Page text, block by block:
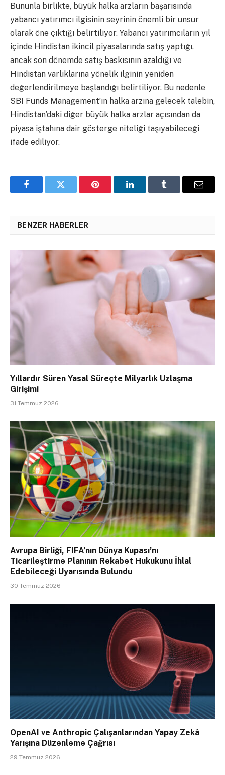
Bununla birlikte, büyük halka arzların başarısında
yabancı yatırımcı ilgisinin seyrinin önemli bir unsur
olarak öne çıktığı belirtiliyor. Yabancı yatırımcıların yıl
içinde Hindistan ikincil piyasalarında satış yaptığı,
ancak son dönemde satış baskısının azaldığı ve
Hindistan varlıklarına yönelik ilginin yeniden
değerlendirilmeye başlandığı belirtiliyor. Bu nedenle
SBI Funds Management’ın halka arzına gelecek talebin,
Hindistan’daki diğer büyük halka arzlar açısından da
piyasa iştahına dair gösterge niteliği taşıyabileceği
ifade ediliyor.
FacebookTwitter Pinterest LinkedInTumblr Email
BENZER HABERLER
Yıllardır Süren Yasal Süreçte Milyarlık Uzlaşma
Girişimi
31 Temmuz 2026
Avrupa Birliği, FIFA’nın Dünya Kupası’nı
Ticarileştirme Planının Rekabet Hukukunu İhlal
Edebileceği Uyarısında Bulundu
30 Temmuz 2026
OpenAI ve Anthropic Çalışanlarından Yapay Zekâ
Yarışına Düzenleme Çağrısı
29 Temmuz 2026